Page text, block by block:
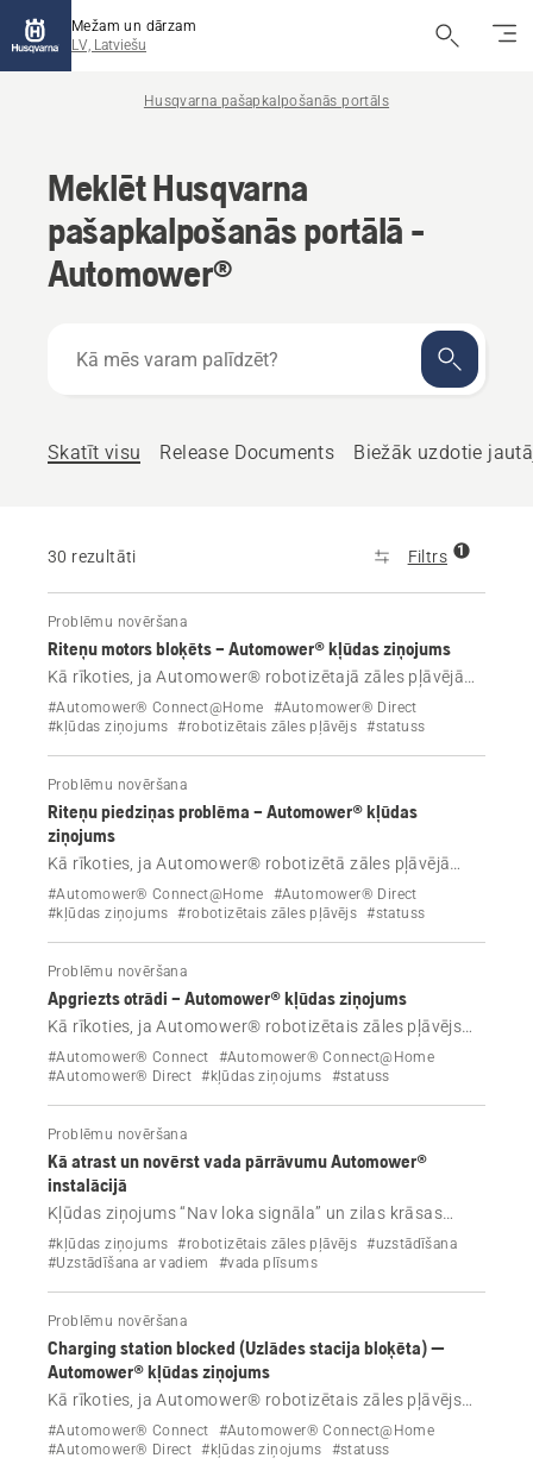
Mežam un dārzam
LV, Latviešu
Husqvarna pašapkalpošanās portāls
Meklēt Husqvarna
pašapkalpošanās portālā -
Automower®
mēs
Skatīt visu
Release Documents Biežāk uzdotie
30 rezultāti Filtrs 1
Problēmu novēršana
Riteņu motors bloķēts – Automower® kļūdas ziņojums
Kā rīkoties, ja Automower® robotizētajā zāles pļāvējā
parādās kļūdas ziņojums “Riteņu motors bloķēts”.
#Automower® Connect@Home
#Automower® Direct
#kļūdas ziņojums
#robotizētais zāles pļāvējs #statuss
Problēmu novēršana
Riteņu piedziņas problēma – Automower® kļūdas
ziņojums
Kā rīkoties, ja Automower® robotizētā zāles pļāvējā
parādās kļūdas ziņojums Riteņu piedziņas problēma
#Automower® Connect@Home
#Automower® Direct
#kļūdas ziņojums
#robotizētais zāles pļāvējs #statuss
Problēmu novēršana
Apgriezts otrādi – Automower® kļūdas ziņojums
Kā rīkoties, ja Automower® robotizētais zāles pļāvējs
parāda kļūdas ziņojumu “Apgriezts otrādi”?
#Automower® Connect
#Automower® Connect@Home
#Automower® Direct #kļūdas ziņojums #statuss
Problēmu novēršana
Kā atrast un novērst vada pārrāvumu Automower®
instalācijā
Kļūdas ziņojums “Nav loka signāla” un zilas krāsas
mirgojošs indikators uzlādes stacijā? Noskatieties video
un izlasiet informāciju mūsu detalizētajā rokasgrāmatā
#kļūdas ziņojums #robotizētais zāles pļāvējs #uzstādīšana
#Uzstādīšana ar vadiem
#vada plīsums
Problēmu novēršana
Charging station blocked (Uzlādes stacija bloķēta) —
Automower® kļūdas ziņojums
Kā rīkoties, ja Automower® robotizētais zāles pļāvējs
parāda kļūdas ziņojumu Charging station blocked
(Uzlādes stacija bloķēta)?
#Automower® Connect
#Automower® Connect@Home
#Automower® Direct #kļūdas ziņojums #statuss